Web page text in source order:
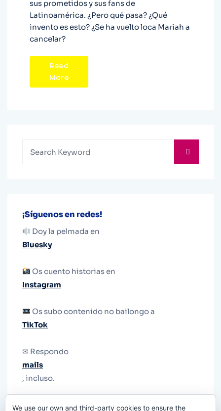
sus prometidos y sus fans de
Latinoamérica. ¿Pero qué pasa? ¿Qué
invento es esto? ¿Se ha vuelto loca Mariah a
cancelar?
Read
More
¡Síguenos en redes!
Doy la pelmada en
Bluesky
Os cuento historias en
Instagram
Os subo contenido no bailongo a
TikTok
✉ Respondo
mails
, incluso.
We use our own and third-party cookies to ensure the